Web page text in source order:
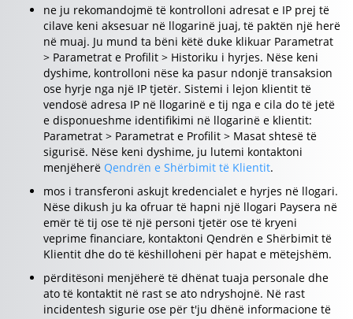
ne ju rekomandojmë të kontrolloni adresat e IP prej të
cilave keni aksesuar në llogarinë juaj, të paktën një herë
në muaj. Ju mund ta bëni këtë duke klikuar Parametrat
> Parametrat e Profilit > Historiku i hyrjes. Nëse keni
dyshime, kontrolloni nëse ka pasur ndonjë transaksion
ose hyrje nga një IP tjetër. Sistemi i lejon klientit të
vendosë adresa IP në llogarinë e tij nga e cila do të jetë
e disponueshme identifikimi në llogarinë e klientit:
Parametrat > Parametrat e Profilit > Masat shtesë të
sigurisë. Nëse keni dyshime, ju lutemi kontaktoni
menjëherë Qendrën e Shërbimit të Klientit.
mos i transferoni askujt kredencialet e hyrjes në llogari.
Nëse dikush ju ka ofruar të hapni një llogari Paysera në
emër të tij ose të një personi tjetër ose të kryeni
veprime financiare, kontaktoni Qendrën e Shërbimit të
Klientit dhe do të këshilloheni për hapat e mëtejshëm.
përditësoni menjëherë të dhënat tuaja personale dhe
ato të kontaktit në rast se ato ndryshojnë. Në rast
incidentesh sigurie ose për t'ju dhënë informacione të